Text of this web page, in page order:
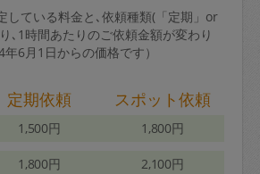
している料金と､依頼種類(「定期」or
､1時間あたりのご依頼金額が変わり
6月1日からの価格です）
定期依頼 スポット依頼
1,500円 1,800円
1,800円 2,100円